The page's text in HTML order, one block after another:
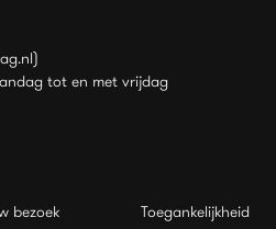
tot en met vrijdag
bezoek Toegankelijkheid